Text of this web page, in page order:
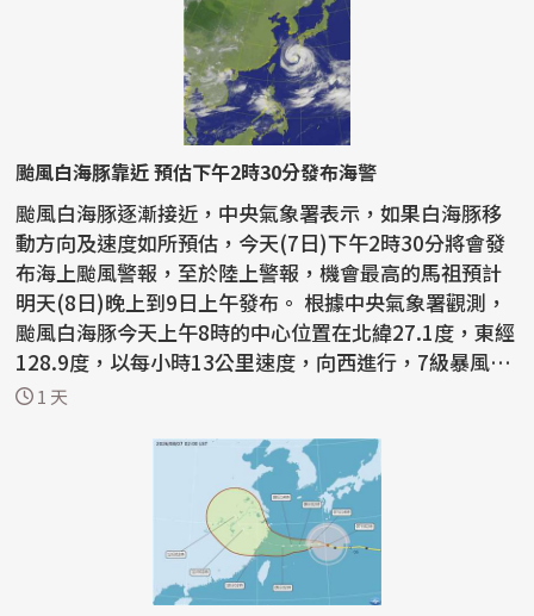
颱風白海豚靠近 預估下午2時30分發布海警
颱風白海豚逐漸接近，中央氣象署表示，如果白海豚移
動方向及速度如所預估，今天(7日)下午2時30分將會發
布海上颱風警報，至於陸上警報，機會最高的馬祖預計
明天(8日)晚上到9日上午發布。 根據中央氣象署觀測，
颱風白海豚今天上午8時的中心位置在北緯27.1度，東經
128.9度，以每小時13公里速度，向西進行，7級暴風半
徑為...
1 天